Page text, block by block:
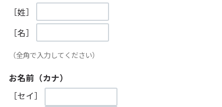
［姓］
［名］
（全角で入力してください）
お名前（カナ）
［セイ］